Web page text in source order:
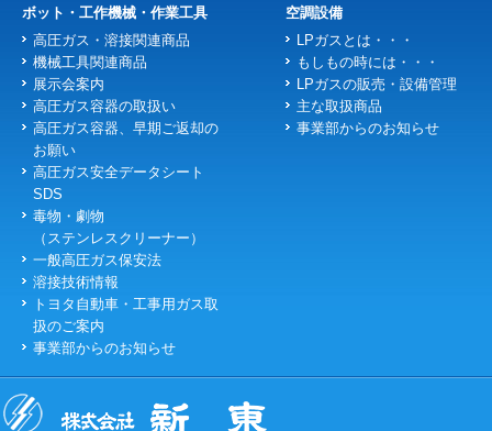
ボット・工作機械・作業工具
高圧ガス・溶接関連商品
機械工具関連商品
展示会案内
高圧ガス容器の取扱い
高圧ガス容器、早期ご返却の
お願い
高圧ガス安全データシート
SDS
毒物・劇物
（ステンレスクリーナー）
一般高圧ガス保安法
溶接技術情報
トヨタ自動車・工事用ガス取
扱のご案内
事業部からのお知らせ
空調設備
LPガスとは・・・
もしもの時には・・・
LPガスの販売・設備管理
主な取扱商品
事業部からのお知らせ